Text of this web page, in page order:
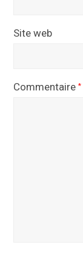
Site web
Commentaire*